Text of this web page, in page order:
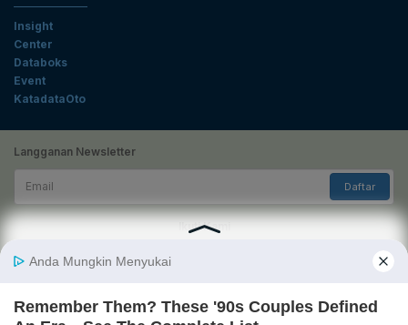
Insight
Center
Databoks
Event
KatadataOto
Langganan Newsletter
Daftar
Ikuti Kami
Tentang Katadata Advertising Karier
Pedoman Media Siber
Kebijakan Privasi
Disclaimer Hubungi Kami